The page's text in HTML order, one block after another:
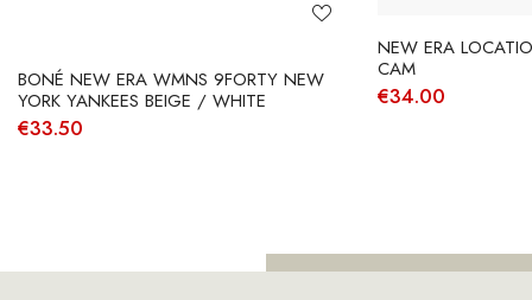
BONÉ NEW ERA WMNS 9FORTY NEW
YORK YANKEES BEIGE / WHITE
€33.50
NEW ERA
CAM
€34.00